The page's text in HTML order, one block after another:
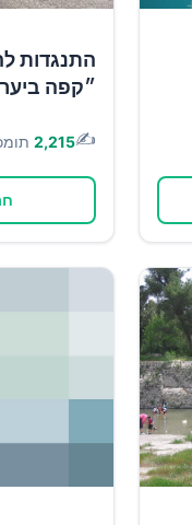
התנגדות
״קפה
✍️
2,215